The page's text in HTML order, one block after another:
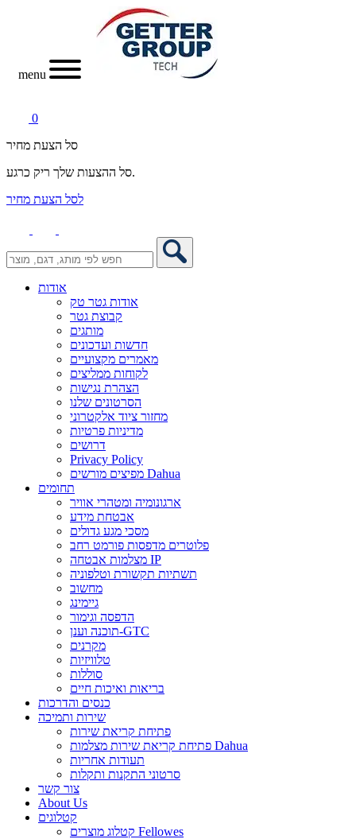
menu
0
סל הצעת מחיר
סל ההצעות שלך ריק כרגע.
לסל הצעת מחיר
אודות
אודות גטר טק
קבוצת גטר
מותגים
חדשות ועדכונים
מאמרים מקצועיים
לקוחות ממליצים
הצהרת נגישות
הסרטונים שלנו
מחזור ציוד אלקטרוני
מדיניות פרטיות
דרושים
Privacy Policy
מפיצים מורשים Dahua
תחומים
ארגונומיה ומטהרי אוויר
אבטחת מידע
מסכי מגע גדולים
פלוטרים מדפסות פורמט רחב
מצלמות אבטחה IP
תשתיות תקשורת וטלפוניה
מחשוב
גיימינג
הדפסה וגימור
תוכנה וענן-GTC
מקרנים
טלוויזיות
סוללות
בריאות ואיכות חיים
כנסים והדרכות
שירות ותמיכה
פתיחת קריאת שירות
פתיחת קריאת שירות מצלמות Dahua
תעודות אחריות
סרטוני התקנות ותקלות
צור קשר
About Us
קטלוגים
קטלוג מוצרים Fellowes